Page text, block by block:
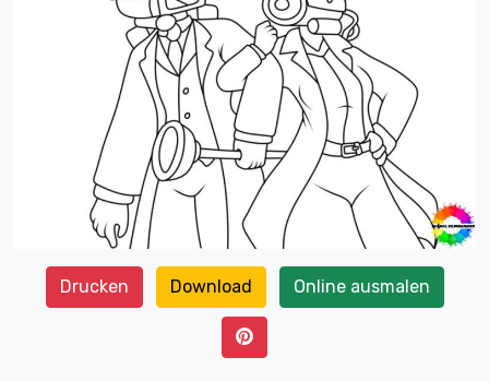
Drucken Download Online ausmalen